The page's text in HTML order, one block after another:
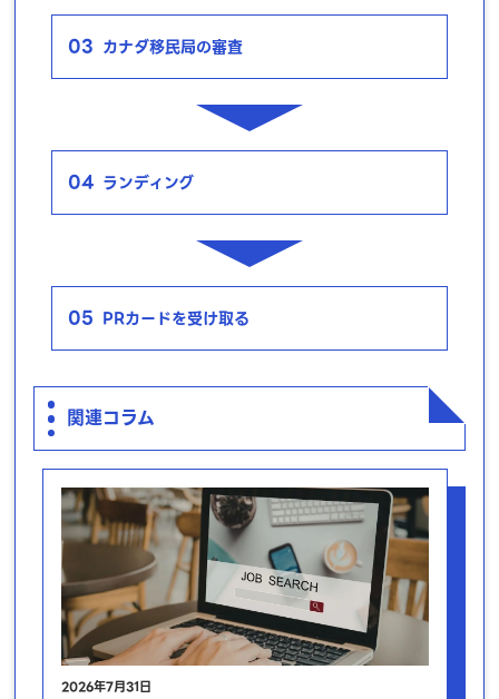
03 カナダ移民局の審査
04 ランディング
05 PRカードを受け取る
関連コラム
2026年7月31日